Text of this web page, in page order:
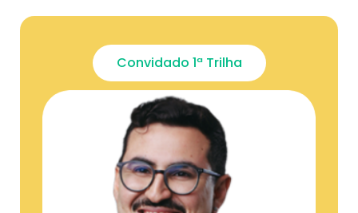
Convidado 1ª Trilha